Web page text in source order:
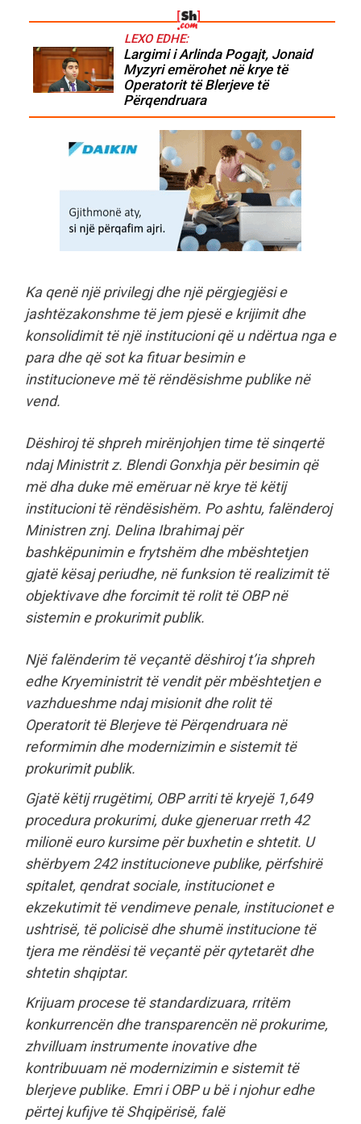
LEXO EDHE:
Largimi i Arlinda Pogajt, Jonaid
Myzyri emërohet në krye të
Operatorit të Blerjeve të
Përqendruara
Ka qenë një privilegj dhe një përgjegjësi e
jashtëzakonshme të jem pjesë e krijimit dhe
konsolidimit të një institucioni që u ndërtua nga e
para dhe që sot ka fituar besimin e
institucioneve më të rëndësishme publike në
vend.
Dëshiroj të shpreh mirënjohjen time të sinqertë
ndaj Ministrit z. Blendi Gonxhja për besimin që
më dha duke më emëruar në krye të këtij
institucioni të rëndësishëm. Po ashtu, falënderoj
Ministren znj. Delina Ibrahimaj për
bashkëpunimin e frytshëm dhe mbështetjen
gjatë kësaj periudhe, në funksion të realizimit të
objektivave dhe forcimit të rolit të OBP në
sistemin e prokurimit publik.
Një falënderim të veçantë dëshiroj t’ia shpreh
edhe Kryeministrit të vendit për mbështetjen e
vazhdueshme ndaj misionit dhe rolit të
Operatorit të Blerjeve të Përqendruara në
reformimin dhe modernizimin e sistemit të
prokurimit publik.
Gjatë këtij rrugëtimi, OBP arriti të kryejë 1,649
procedura prokurimi, duke gjeneruar rreth 42
milionë euro kursime për buxhetin e shtetit. U
shërbyem 242 institucioneve publike, përfshirë
spitalet, qendrat sociale, institucionet e
ekzekutimit të vendimeve penale, institucionet e
ushtrisë, të policisë dhe shumë institucione të
tjera me rëndësi të veçantë për qytetarët dhe
shtetin shqiptar.
Krijuam procese të standardizuara, rritëm
konkurrencën dhe transparencën në prokurime,
zhvilluam instrumente inovative dhe
kontribuuam në modernizimin e sistemit të
blerjeve publike. Emri i OBP u bë i njohur edhe
përtej kufijve të Shqipërisë, falë